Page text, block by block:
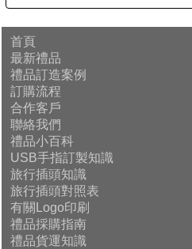
首頁
最新禮品
禮品訂造案例
訂購流程
合作客戶
聯絡我們
禮品小百科
USB手指訂製知識
旅行插頭知識
旅行插頭對照表
有關Logo印刷
禮品採購指南
禮品貨運知識